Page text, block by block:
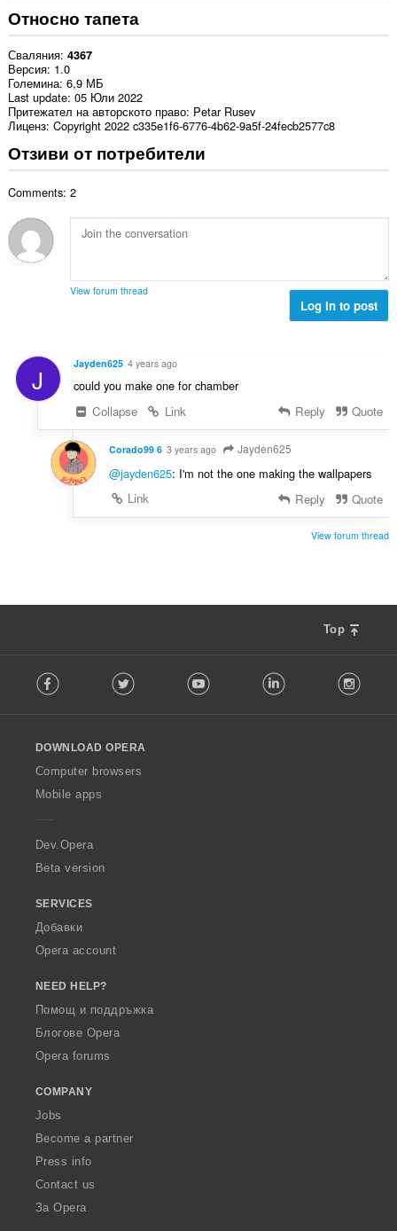
Относно тапета
Сваляния 4367
Версия 1.0
Големина 6,9 МБ
Last update 05 Юли 2022
Притежател на авторското право Petar Rusev
Лиценз Copyright 2022 c335e1f6-6776-4b62-9a5f-24fecb2577c8
Отзиви от потребители
Comments: 2
View forum thread
Log in to post
J Jayden625 4 years ago
could you make one for chamber
Collapse
Link Reply Quote
Corado99 6 3 years ago Jayden625
@jayden625: I'm not the one making the wallpapers
Link
Reply Quote
View forum thread
Top
o
w
O
p
a
Facebook Twitter Youtube LinkedIn
DOWNLOAD OPERA
Computer browsers
Mobile apps
Dev.Opera
Beta version
SERVICES
Добавки
Opera account
NEED HELP?
Помощ и поддръжка
Блогове Opera
Opera forums
COMPANY
Jobs
Become a partner
Press info
Contact us
За Opera